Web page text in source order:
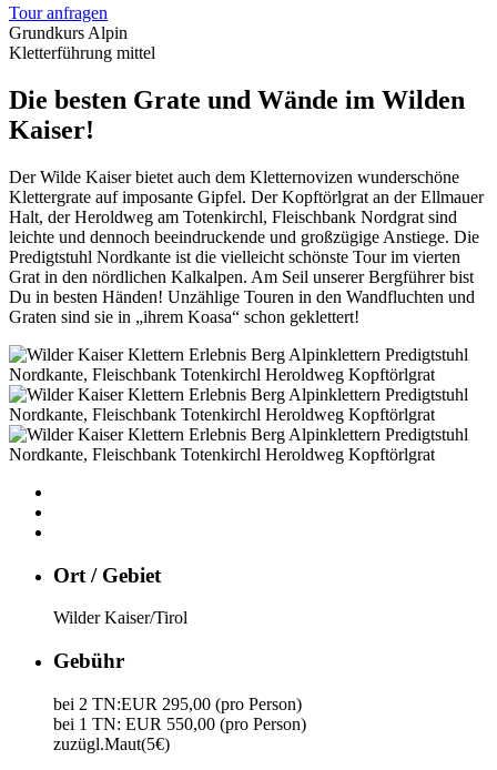
Tour anfragen
Grundkurs Alpin
Kletterführung mittel
Die besten Grate und Wände im Wilden
Kaiser!
Der Wilde Kaiser bietet auch dem Kletternovizen wunderschöne
Klettergrate auf imposante Gipfel. Der Kopftörlgrat an der Ellmauer
Halt, der Heroldweg am Totenkirchl, Fleischbank Nordgrat sind
leichte und dennoch beeindruckende und großzügige Anstiege. Die
Predigtstuhl Nordkante ist die vielleicht schönste Tour im vierten
Grat in den nördlichen Kalkalpen. Am Seil unserer Bergführer bist
Du in besten Händen! Unzählige Touren in den Wandfluchten und
Graten sind sie in „ihrem Koasa“ schon geklettert!
Ort / Gebiet
Wilder Kaiser/Tirol
Gebühr
bei 2 TN:EUR 295,00 (pro Person)
bei 1 TN: EUR 550,00 (pro Person)
zuzügl.Maut(5€)